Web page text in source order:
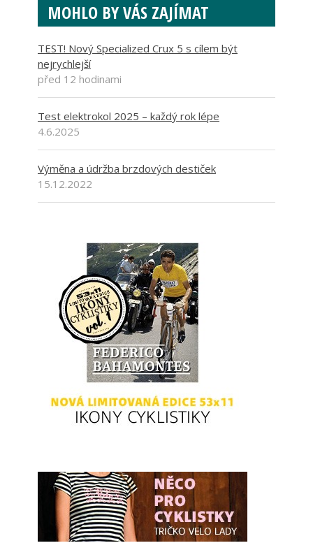
MOHLO BY VÁS ZAJÍMAT
TEST! Nový Specialized Crux 5 s cílem být
nejrychlejší
před 12 hodinami
Test elektrokol 2025 – každý rok lépe
4.6.2025
Výměna a údržba brzdových destiček
15.12.2022